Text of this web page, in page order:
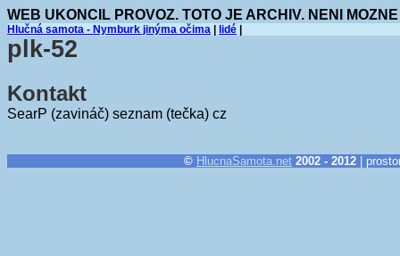
WEB UKONCIL PROVOZ. TOTO JE ARCHIV. NENI
Hlučná samota - Nymburk jinýma očima lidé
plk-52
Kontakt
SearP (zavináč) seznam (tečka) cz
© HlucnaSamota.net 2002 - 2012 |